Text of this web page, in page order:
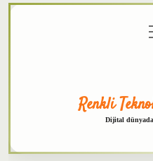
Renkli
Dijital